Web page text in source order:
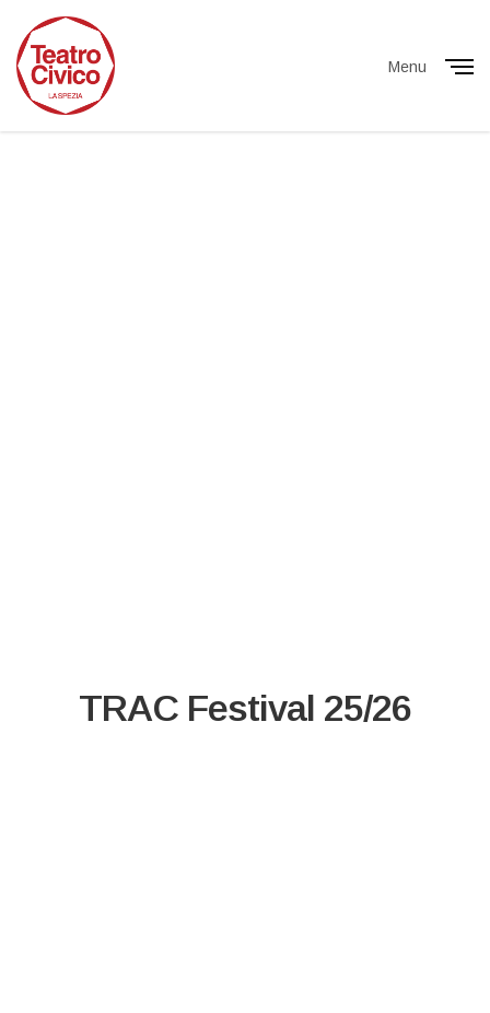
Menu
TRAC Festival 25/26